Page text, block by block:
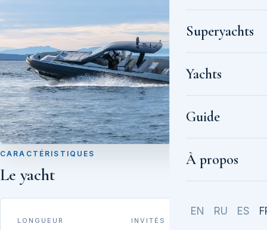
Superyachts
Yachts
Guide
À propos
EN RU ES
CARACTÉRISTIQUES
Le yacht
LONGUEUR INVITÉS